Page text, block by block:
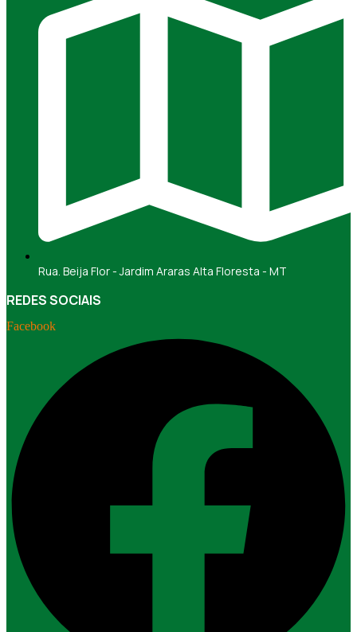
Rua. Beija Flor - Jardim Araras Alta Floresta - MT
REDES SOCIAIS
Facebook